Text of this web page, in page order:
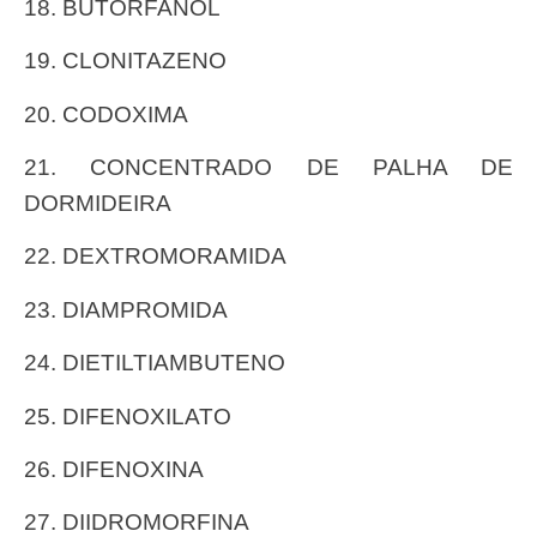
18. BUTORFANOL
19. CLONITAZENO
20. CODOXIMA
21. CONCENTRADO DE PALHA DE
DORMIDEIRA
22. DEXTROMORAMIDA
23. DIAMPROMIDA
24. DIETILTIAMBUTENO
25. DIFENOXILATO
26. DIFENOXINA
27. DIIDROMORFINA